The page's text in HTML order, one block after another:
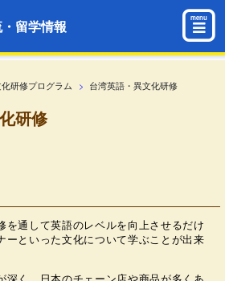
留学情報 menu
研修プログラム > 台湾英語・異文化研修
研修
を通して英語のレベルを向上させるだけ
ーといった文化について学ぶことが出来